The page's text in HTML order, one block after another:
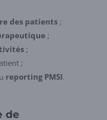
des patients;
;
;
;
reporting PMSI.
de